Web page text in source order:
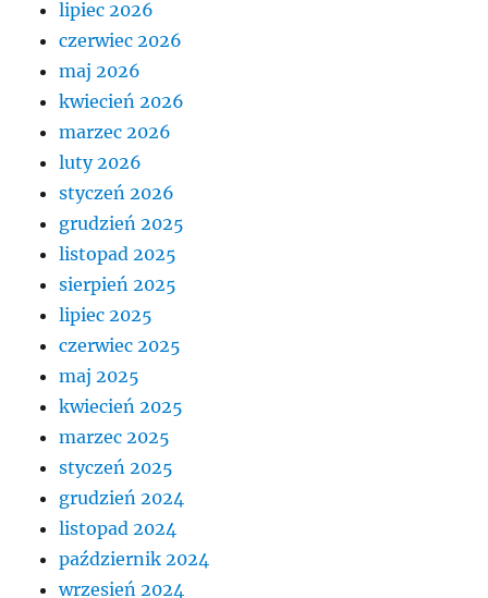
lipiec 2026
czerwiec 2026
maj 2026
kwiecień 2026
marzec 2026
luty 2026
styczeń 2026
grudzień 2025
listopad 2025
sierpień 2025
lipiec 2025
czerwiec 2025
maj 2025
kwiecień 2025
marzec 2025
styczeń 2025
grudzień 2024
listopad 2024
październik 2024
wrzesień 2024